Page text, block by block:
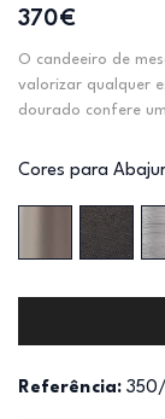
370€
O candeeiro de
valorizar qualquer
dourado confere
Cores para
Referência: